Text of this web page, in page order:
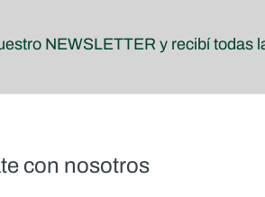
NEWSLETTER y recibí todas
con nosotros